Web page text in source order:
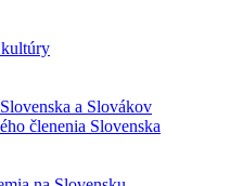
a Slovákov
členenia Slovenska